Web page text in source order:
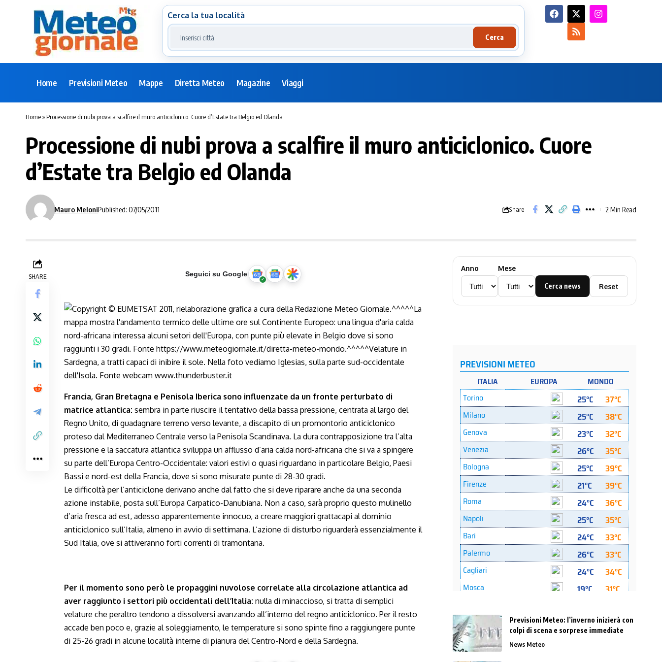
Cerca la tua località
Cerca
Home Previsioni Meteo Mappe Diretta Meteo Magazine Viaggi
Home»Processione di nubi prova a scalfire il muro anticiclonico. Cuore d’Estate tra Belgio ed Olanda
Processione di nubi prova a scalfire il muro anticiclonico. Cuore
d’Estate tra Belgio ed Olanda
Mauro MeloniPublished: 07/05/2011 Share 2 Min Read
SHARE Seguici su Google
Francia, Gran Bretagna e Penisola Iberica sono influenzate da un fronte perturbato di
matrice atlantica: sembra in parte riuscire il tentativo della bassa pressione, centrata al largo del
Regno Unito, di guadagnare terreno verso levante, a discapito di un promontorio anticiclonico
proteso dal Mediterraneo Centrale verso la Penisola Scandinava. La dura contrapposizione tra l’alta
pressione e la saccatura atlantica sviluppa un afflusso d’aria calda nord-africana che si va a spingere
su parte dell’Europa Centro-Occidentale: valori estivi o quasi riguardano in particolare Belgio, Paesi
Bassi e nord-est della Francia, dove si sono misurate punte di 28-30 gradi.
Le difficoltà per l’anticiclone derivano anche dal fatto che si deve riparare anche da una seconda
azione instabile, posta sull’Europa Carpatico-Danubiana. Non a caso, sarà proprio questo mulinello
d’aria fresca ad est, adesso apparentemente innocuo, a creare maggiori grattacapi al dominio
anticiclonico sull’Italia, almeno in avvio di settimana. L’azione di disturbo riguarderà essenzialmente il
Sud Italia, ove si attiveranno forti correnti di tramontana.
Per il momento sono però le propaggini nuvolose correlate alla circolazione atlantica ad
aver raggiunto i settori più occidentali dell’Italia: nulla di minaccioso, si tratta di semplici
velature che peraltro tendono a dissolversi avanzando all’interno del regno anticiclonico. Per il resto
accade ben poco e, grazie al soleggiamento, le temperature si sono spinte fino a raggiungere punte
di 25-26 gradi in alcune località interne di pianura del Centro-Nord e della Sardegna.
Anno Mese
Cerca news Reset
Previsioni Meteo: l’inverno inizierà con
colpi di scena e sorprese immediate
News Meteo